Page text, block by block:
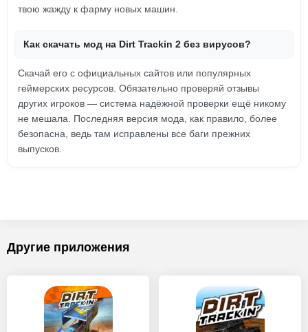
твою жажду к фарму новых машин.
Как скачать мод на Dirt Trackin 2 без вирусов?
Скачай его с официальных сайтов или популярных
геймерских ресурсов. Обязательно проверяй отзывы
других игроков — система надёжной проверки ещё никому
не мешала. Последняя версия мода, как правило, более
безопасна, ведь там исправлены все баги прежних
выпусков.
Другие приложения